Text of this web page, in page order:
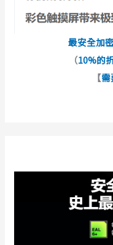
最安全加
（10%的
【需